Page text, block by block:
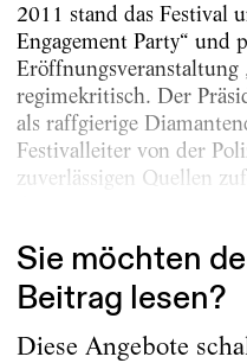
2011 stand das Festival
Engagement Party“ und
Eröffnungsveranstaltung
regimekritisch. Der
als raffgierige
Festivalleiter von der
zuverlässigen Quellen
Sie möchten
Beitrag lesen?
Diese Angebote